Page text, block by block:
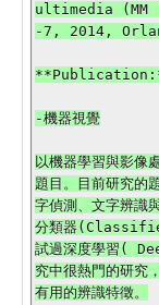
ultimedia (MM
-7, 2014,
-機器視覺
以機器學習與影像
題目。目前研究的
字偵測、文字辨
分類器
試過深度學習(
究中很熱門的研究
有用的辨識特徵。